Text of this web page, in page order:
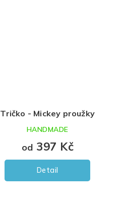
Tričko - Mickey proužky
od 397 Kč
Detail
HANDMADE